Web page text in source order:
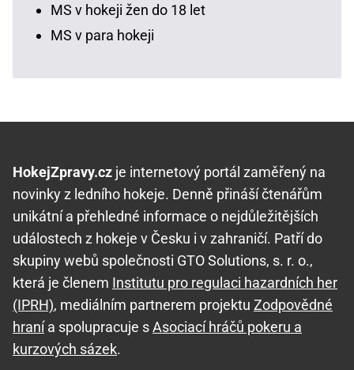
MS v hokeji žen do 18 let
MS v para hokeji
HokejZpravy.cz je internetový portál zaměřený na
novinky z ledního hokeje. Denně přináší čtenářům
unikátní a přehledné informace o nejdůležitějších
událostech z hokeje v Česku i v zahraničí. Patří do
skupiny webů společnosti GTO Solutions, s. r. o.,
která je členem Institutu pro regulaci hazardních her
(IPRH), mediálním partnerem projektu Zodpovědné
hranía spolupracuje sAsociací hráčů pokeru a
kurzových sázek.